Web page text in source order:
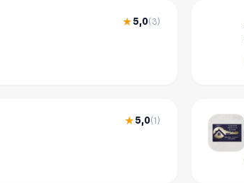
★5,0(3)
★5,0(1)